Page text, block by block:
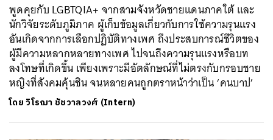
พูดคุยกับ LGBTQIA+ จากสามจังหวัดชายแดนภาคใต้ และ
นักวิจัยระดับภูมิภาค ผู้เก็บข้อมูลเกี่ยวกับการใช้ความรุนแรง
อันเกิดจากการเลือกปฏิบัติทางเพศ ถึงประสบการณ์ชีวิตของ
ผู้มีความหลากหลายทางเพศ ไปจนถึงความรุนแรงหรือบท
ลงโทษที่เกิดขึ้น เพียงเพราะมีอัตลักษณ์ที่ไม่ตรงกับกรอบชาย
หญิงที่สังคมคุ้นชิน จนหลายคนถูกตราหน้าว่าเป็น ‘คนบาป’
โดยวิโรฌา ชัชวาลวงศ์ (Intern)